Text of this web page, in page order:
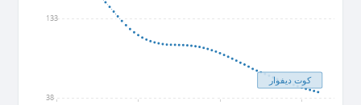
38
133
كوت ديفوار